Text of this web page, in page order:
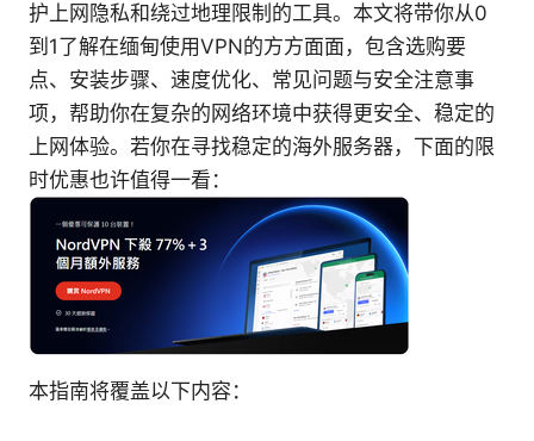
护上网隐私和绕过地理限制的工具。本文将带你从0
到1了解在缅甸使用VPN的方方面面，包含选购要
点、安装步骤、速度优化、常见问题与安全注意事
项，帮助你在复杂的网络环境中获得更安全、稳定的
上网体验。若你在寻找稳定的海外服务器，下面的限
时优惠也许值得一看：
本指南将覆盖以下内容：